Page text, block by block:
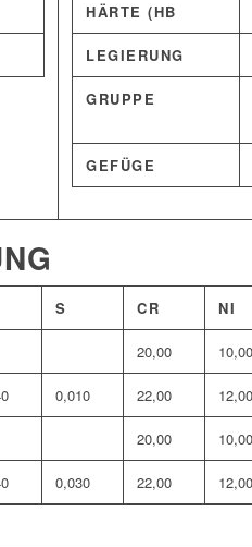
HÄRTE (HB
LEGIERUNG
GRUPPE
GEFÜGE
S CR NI
20,00 10,00
0,010 22,00 12,00
20,00 10,00
0,030 22,00 12,00